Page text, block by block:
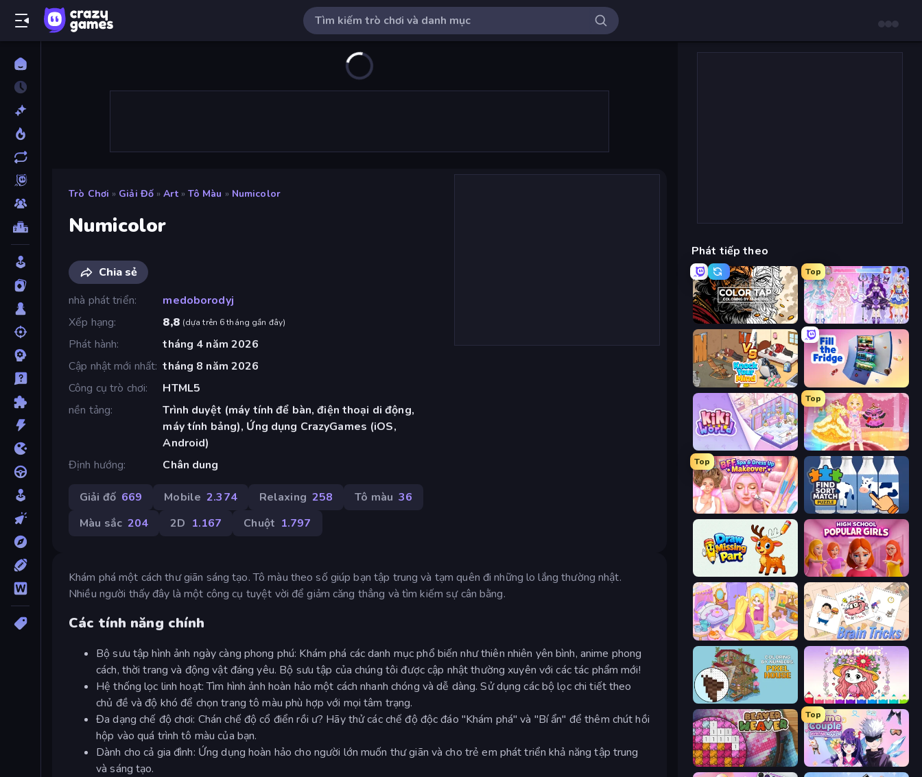
Trò Chơi » Giải Đố » Art » Tô Màu » Numicolor
Numicolor
Chia sẻ
nhà phát triển
medoborodyj
Xếp hạng
8,8 (dựa trên 6 tháng gần đây)
Phát hành
tháng 4 năm 2026
Cập nhật mới nhất tháng 8 năm 2026
Công cụ trò chơi
HTML5
nền tảng
Trình duyệt (máy tính để bàn, điện thoại di động,
máy tính bảng), Ứng dụng CrazyGames (iOS,
Android)
Định hướng
Chân dung
Giải đố 669 Mobile 2.374 Relaxing 258 Tô màu 36
Màu sắc 204 2D 1.167 Chuột 1.797
Khám phá một cách thư giãn sáng tạo. Tô màu theo số giúp bạn tập trung và tạm quên đi những lo lắng thường nhật.
Nhiều người thấy đây là một công cụ tuyệt vời để giảm căng thẳng và tìm kiếm sự cân bằng.
Các tính năng chính
Bộ sưu tập hình ảnh ngày càng phong phú: Khám phá các danh mục phổ biến như thiên nhiên yên bình, anime phong
cách, thời trang và động vật đáng yêu. Bộ sưu tập của chúng tôi được cập nhật thường xuyên với các tác phẩm mới!
Hệ thống lọc linh hoạt: Tìm hình ảnh hoàn hảo một cách nhanh chóng và dễ dàng. Sử dụng các bộ lọc chi tiết theo
chủ đề và độ khó để chọn trang tô màu phù hợp với mọi tâm trạng.
Đa dạng chế độ chơi: Chán chế độ cổ điển rồi ư? Hãy thử các chế độ độc đáo "Khám phá" và "Bí ẩn" để thêm chút hồi
hộp vào quá trình tô màu của bạn.
Dành cho cả gia đình: Ứng dụng hoàn hảo cho người lớn muốn thư giãn và cho trẻ em phát triển khả năng tập trung
và sáng tạo.
Phát tiếp theo
Color Tap: Coloring by Numbers
Top
Idol Livestream: Fashion Game
Knock Your Mind Fill The Fridge
KiKi World
Top
Royal Glow Princess Makeover
Top
BFF Makeover - Spa & Dress Up Find Sort Match - Puzzle
Draw Missing Part | DOP Puzzle
Fairy Room - Decor Game Brain Tricks: Brain Games
Love Colors
Beaver Weaver
Top
Anime Couple: Avatar Maker